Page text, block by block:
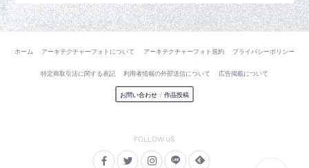
ホーム アーキテクチャーフォトについて アーキテクチャーフォト規約 プライバシーポリシー
特定商取引法に関する表記 利用者情報の外部送信について 広告掲載について
お問い合わせ / 作品投稿